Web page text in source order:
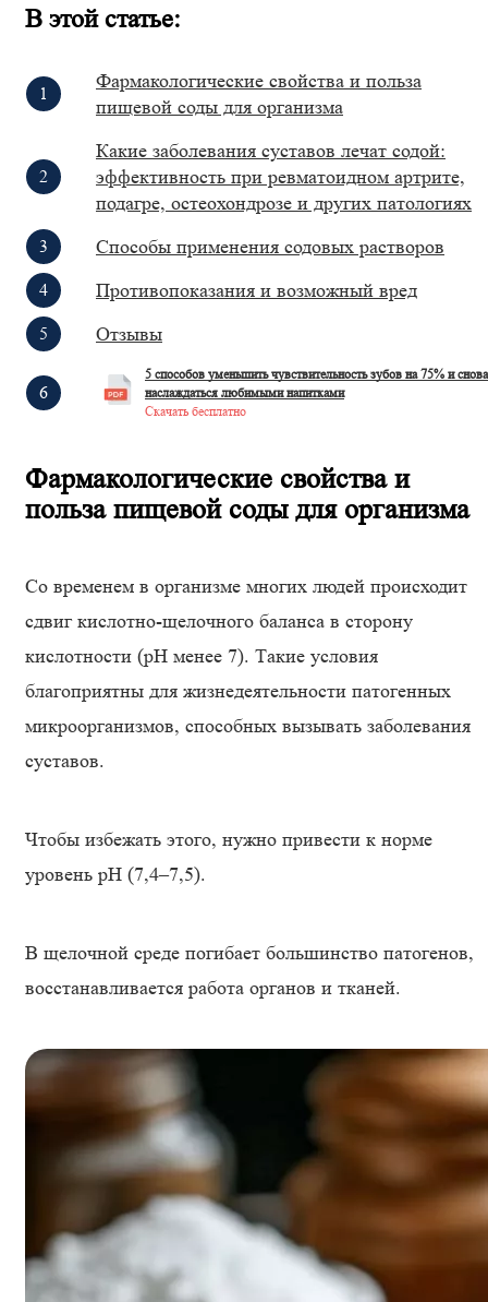
В этой статье:
Фармакологические свойства и польза
пищевой соды для организма
Какие заболевания суставов лечат содой:
эффективность при ревматоидном артрите,
подагре, остеохондрозе и других патологиях
Способы применения содовых растворов
Противопоказания и возможный вред
Отзывы
5 способов уменьшить чувствительность зубов на 75% и снова
наслаждаться любимыми напитками
Скачать бесплатно
Фармакологические свойства и
польза пищевой соды для организма
Со временем в организме многих людей происходит
сдвиг кислотно-щелочного баланса в сторону
кислотности (pH менее 7). Такие условия
благоприятны для жизнедеятельности патогенных
микроорганизмов, способных вызывать заболевания
суставов.
Чтобы избежать этого, нужно привести к норме
уровень pH (7,4–7,5).
В щелочной среде погибает большинство патогенов,
восстанавливается работа органов и тканей.